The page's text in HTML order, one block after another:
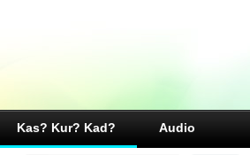
Kas? Kur? Kad? Audio